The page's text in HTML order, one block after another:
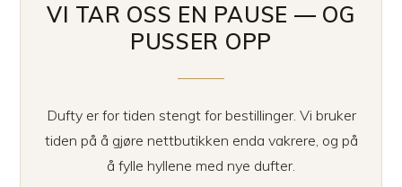
VI TAR OSS EN PAUSE — OG
PUSSER OPP
Dufty er for tiden stengt for bestillinger. Vi bruker
tiden på å gjøre nettbutikken enda vakrere, og på
å fylle hyllene med nye dufter.